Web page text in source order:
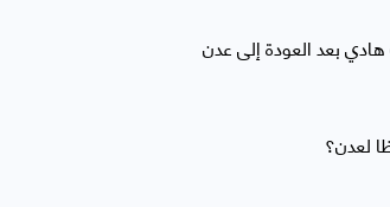
بعد العودة إلى عدن
لعدن؟